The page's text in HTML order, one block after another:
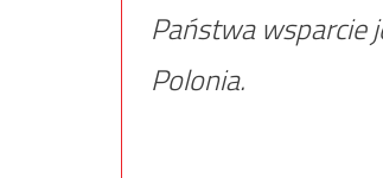
Państwa wsparcie
Polonia.